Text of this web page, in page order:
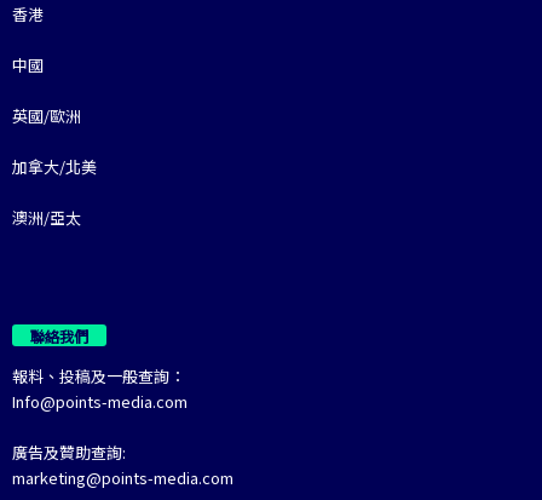
香港
中國
英國/歐洲
加拿大/北美
澳洲/亞太
聯絡我們
報料、投稿及一般查詢：
Info@points-media.com
廣告及贊助查詢:
marketing@points-media.com